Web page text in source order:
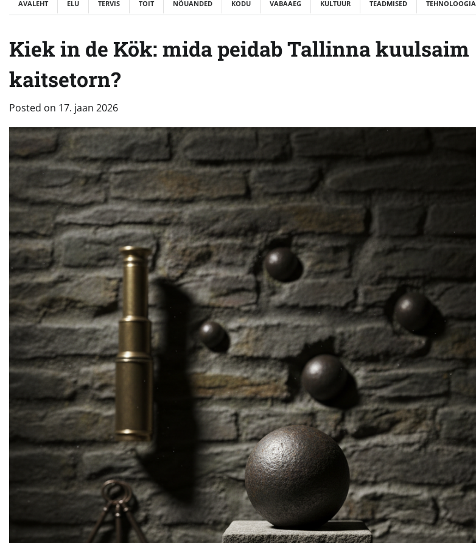
AVALEHT ELU TERVIS TOIT NÕUANDED KODU VABAAEG KULTUUR TEADMISED TEHNOLOOGIA
Kiek in de Kök: mida peidab Tallinna kuulsaim
kaitsetorn?
Posted on 17. jaan 2026